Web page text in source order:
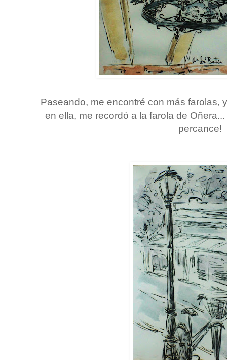
Paseando, me encontré con más farolas,
en ella, me recordó a la farola de
percance!